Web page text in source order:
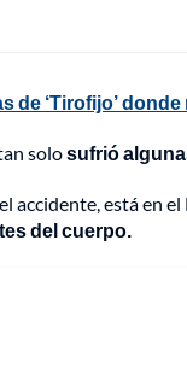
de ‘Tirofijo’
solosufrió
accidente, está en
del cuerpo.